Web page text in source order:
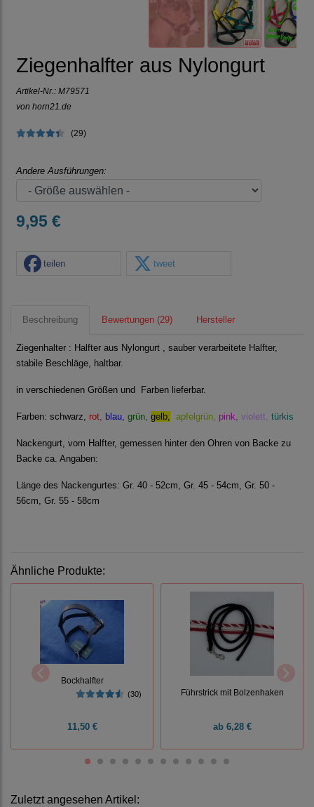
Ziegenhalfter aus Nylongurt
Artikel-Nr.: M79571
von horn21.de
(29)
Andere Ausführungen:
9,95 €
teilen tweet
Beschreibung Bewertungen (29) Hersteller
Ziegenhalter : Halfter aus Nylongurt , sauber verarbeitete Halfter,
stabile Beschläge, haltbar.
in verschiedenen Größen und Farben lieferbar.
Farben: schwarz, rot, blau, grün, gelb, apfelgrün, pink, violett, türkis
Nackengurt, vom Halfter, gemessen hinter den Ohren von Backe zu
Backe ca. Angaben:
Länge des Nackengurtes: Gr. 40 - 52cm, Gr. 45 - 54cm, Gr. 50 -
56cm, Gr. 55 - 58cm
Ähnliche Produkte:
Bockhalfter
(30)
11,50 €
Führstrick mit Bolzenhaken
ab6,28 €
Zuletzt angesehen Artikel: